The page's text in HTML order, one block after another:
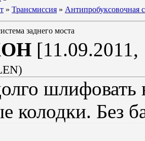
» Трансмиссия » Антипробуксовочная
заднего моста
)
шлифовать
колодки. Без